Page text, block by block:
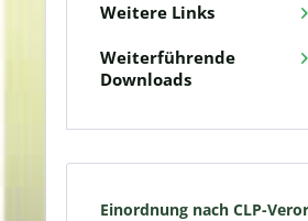
Weitere Links
Weiterführende
Downloads
Einordnung nach CLP-